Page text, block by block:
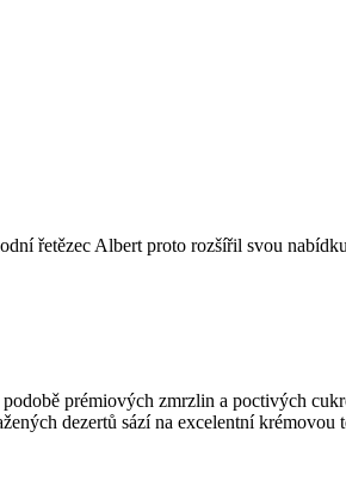
řetězec Albert proto rozšířil svou
prémiových zmrzlin a poctivých
dezertů sází na excelentní krémovou